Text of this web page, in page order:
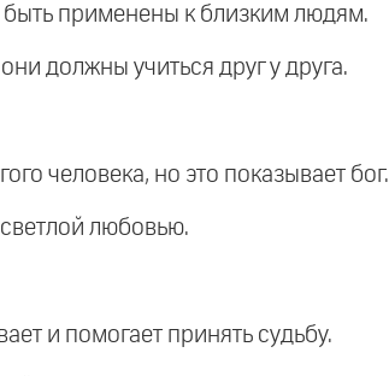
применены к близким людям.
должны учиться друг у друга.
человека, но это показывает бог.
любовью.
и помогает принять судьбу.